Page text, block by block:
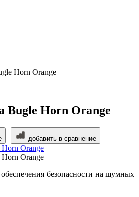
Horn Orange
Bugle Horn Orange
добавить в сравнение
безопасности на шумных